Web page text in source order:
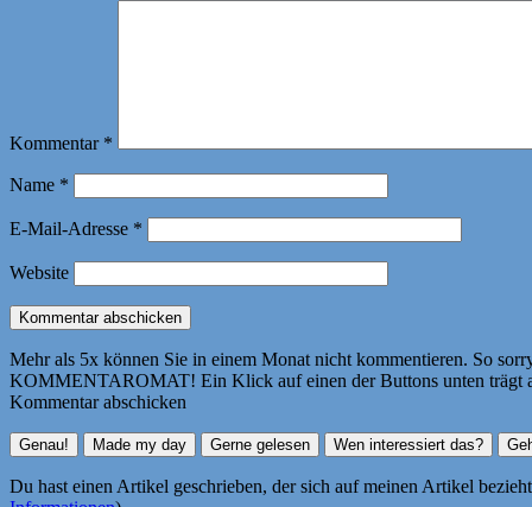
Kommentar *
Name *
E-Mail-Adresse *
Website
Mehr als 5x können Sie in einem Monat nicht kommentieren. So
KOMMENTAROMAT! Ein Klick auf einen der Buttons unten trägt
Kommentar abschicken
Du hast einen Artikel geschrieben, der sich auf meinen Artikel